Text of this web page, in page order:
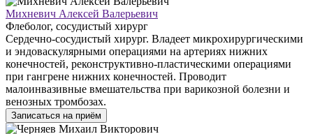
Михневич Алексей Валерьевич
Флеболог, сосудистый хирург
Сердечно-сосудистый хирург. Владеет микрохирургическими
и эндоваскулярными операциями на артериях нижних
конечностей, реконструктивно-пластическими операциями
при гангрене нижних конечностей. Проводит
малоинвазивные вмешательства при варикозной болезни и
венозных тромбозах.
Записаться на приём